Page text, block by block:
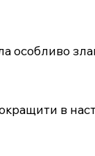
в